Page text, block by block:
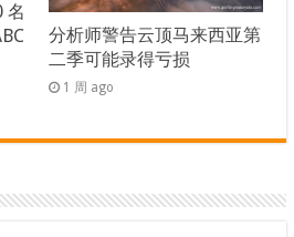
名
分析师警告云顶马来西亚第
二季可能录得亏损
1 周 ago